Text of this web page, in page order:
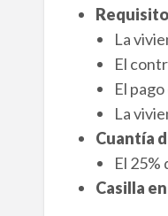
La
El
El
La
Cuantía
El 25%
Casilla